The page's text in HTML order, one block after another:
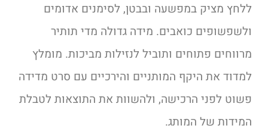
ללחץ מציק במפשעה ובבטן, לסימנים אדומים
ולשפשופים כואבים. מידה גדולה מדי תותיר
מרווחים פתוחים ותוביל לנזילות מביכות. מומלץ
למדוד את היקף המותניים והירכיים עם סרט מדידה
פשוט לפני הרכישה, ולהשוות את התוצאות לטבלת
המידות של המותג.